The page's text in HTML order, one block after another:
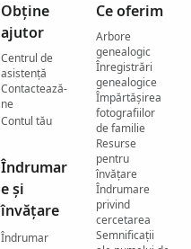
Obține
ajutor
Centrul de
asistenţă
Contactează-
ne
Contul tău
Îndrumar
e și
învățare
Îndrumar
Ce oferim
Arbore
genealogic
Înregistrări
genealogice
Împărtășirea
fotografiilor
de familie
Resurse
pentru
învățare
Îndrumare
privind
cercetarea
Semnificații